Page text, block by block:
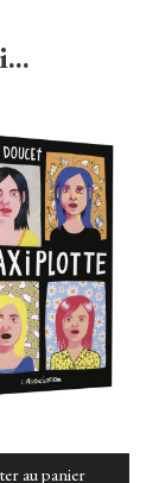
au panier